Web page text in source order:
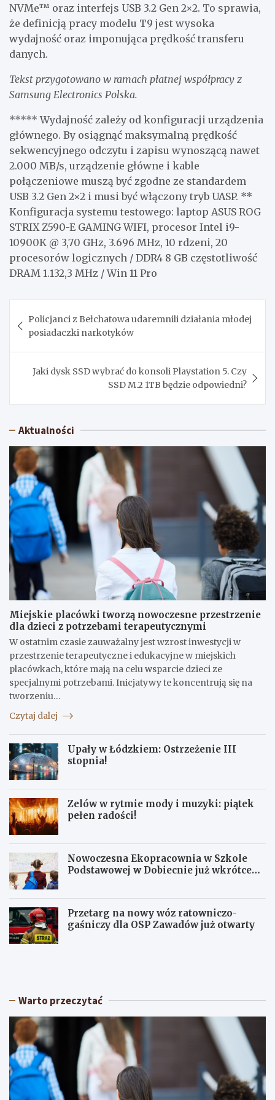
NVMe™ oraz interfejs USB 3.2 Gen 2×2. To sprawia,
że definicją pracy modelu T9 jest wysoka
wydajność oraz imponująca prędkość transferu
danych.
Tekst przygotowano w ramach płatnej współpracy z
Samsung Electronics Polska.
***** Wydajność zależy od konfiguracji urządzenia
głównego. By osiągnąć maksymalną prędkość
sekwencyjnego odczytu i zapisu wynoszącą nawet
2.000 MB/s, urządzenie główne i kable
połączeniowe muszą być zgodne ze standardem
USB 3.2 Gen 2×2 i musi być włączony tryb UASP. **
Konfiguracja systemu testowego: laptop ASUS ROG
STRIX Z590-E GAMING WIFI, procesor Intel i9-
10900K @ 3,70 GHz, 3.696 MHz, 10 rdzeni, 20
procesorów logicznych / DDR4 8 GB częstotliwość
DRAM 1.132,3 MHz / Win 11 Pro
wpisu
Policjanci z Bełchatowa udaremnili działania młodej
posiadaczki narkotyków
Jaki dysk SSD wybrać do konsoli Playstation 5. Czy
SSD M.2 1TB będzie odpowiedni?
Aktualności
Miejskie placówki tworzą nowoczesne przestrzenie
dla dzieci z potrzebami terapeutycznymi
W ostatnim czasie zauważalny jest wzrost inwestycji w
przestrzenie terapeutyczne i edukacyjne w miejskich
placówkach, które mają na celu wsparcie dzieci ze
specjalnymi potrzebami. Inicjatywy te koncentrują się na
tworzeniu…
Czytaj dalej
Upały w Łódzkiem: Ostrzeżenie III
stopnia!
Zelów w rytmie mody i muzyki: piątek
pełen radości!
Nowoczesna Ekopracownia w Szkole
Podstawowej w Dobiecnie już wkrótce
Przetarg na nowy wóz ratowniczo-
gaśniczy dla OSP Zawadów już otwarty
U
w
ó
d
k
i
e
m
Z
w
m
i
e
m
o
Warto przeczytać